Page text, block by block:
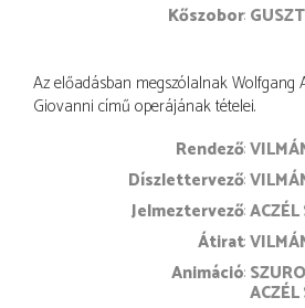
Kőszobor
Az előadásban megszólalnak Wolfgang
Giovanni című operájának tételei.
rendező
díszlettervező
jelmeztervező
átirat
animáció